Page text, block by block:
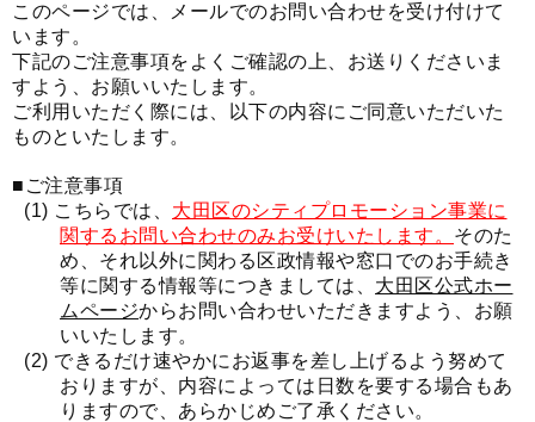
このページでは、メールでのお問い合わせを受け付けて
います。
下記のご注意事項をよくご確認の上、お送りくださいま
すよう、お願いいたします。
ご利用いただく際には、以下の内容にご同意いただいた
ものといたします。
■ご注意事項
こちらでは、 大田区のシティプロモーション事業に
関するお問い合わせのみお受けいたします。 そのた
め、それ以外に関わる区政情報や窓口でのお手続き
等に関する情報等につきましては、 大田区公式ホー
ムページからお問い合わせいただきますよう、お願
いいたします。
できるだけ速やかにお返事を差し上げるよう努めて
おりますが、内容によっては日数を要する場合もあ
りますので、あらかじめご了承ください。